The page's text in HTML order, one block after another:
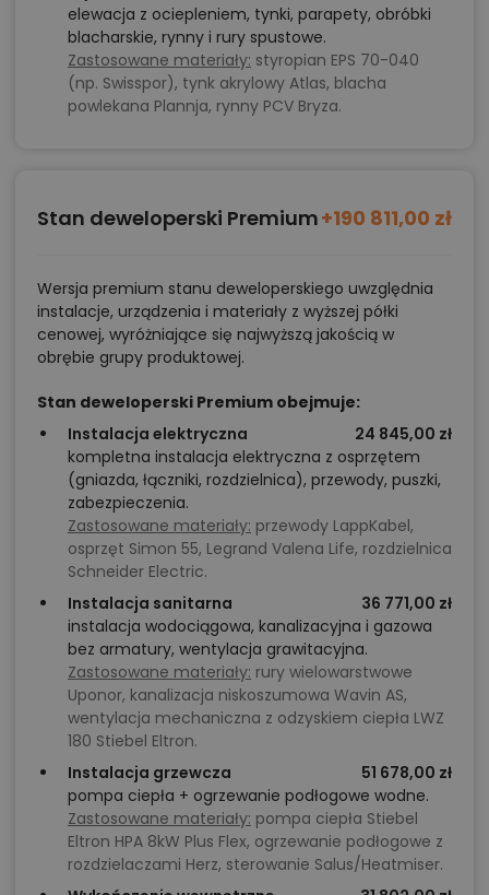
elewacja z ociepleniem, tynki, parapety, obróbki
blacharskie, rynny i rury spustowe.
Zastosowane materiały: styropian EPS 70-040
(np. Swisspor), tynk akrylowy Atlas, blacha
powlekana Plannja, rynny PCV Bryza.
Stan deweloperski Premium+190 811,00 zł
Wersja premium stanu deweloperskiego uwzględnia
instalacje, urządzenia i materiały z wyższej półki
cenowej, wyróżniające się najwyższą jakością w
obrębie grupy produktowej.
Stan deweloperski Premium obejmuje:
Instalacja elektryczna
24 845,00 zł
kompletna instalacja elektryczna z osprzętem
(gniazda, łączniki, rozdzielnica), przewody, puszki,
zabezpieczenia.
Zastosowane materiały: przewody LappKabel,
osprzęt Simon 55, Legrand Valena Life, rozdzielnica
Schneider Electric.
Instalacja sanitarna
36 771,00 zł
instalacja wodociągowa, kanalizacyjna i gazowa
bez armatury, wentylacja grawitacyjna.
Zastosowane materiały: rury wielowarstwowe
Uponor, kanalizacja niskoszumowa Wavin AS,
wentylacja mechaniczna z odzyskiem ciepła LWZ
180 Stiebel Eltron.
Instalacja grzewcza
51 678,00 zł
pompa ciepła + ogrzewanie podłogowe wodne.
Zastosowane materiały: pompa ciepła Stiebel
Eltron HPA 8kW Plus Flex, ogrzewanie podłogowe z
rozdzielaczami Herz, sterowanie Salus/Heatmiser.